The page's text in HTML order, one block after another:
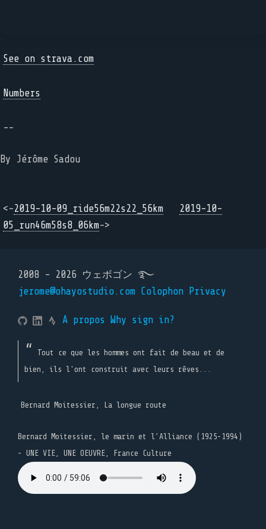
See on strava.com
Numbers
--
By Jérôme Sadou
<-2019-10-09_ride56m22s22_56km
2019-10-
05_run46m58s8_06km->
2008 - 2026 ウェボゴン ࿐
jerome@ohayostudio.com Colophon Privacy
A propos Why sign in?
Tout ce que les hommes ont fait de beau et de
bien, ils l'ont construit avec leurs rêves...
Bernard Moitessier, La longue route
Bernard Moitessier, le marin et l’Alliance (1925-1994)
- UNE VIE, UNE OEUVRE, France Culture